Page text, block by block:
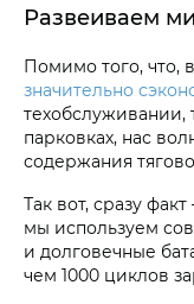
Развеиваем
Помимо того, что,
значительно
техобслуживании,
парковках, нас
содержания
Так вот, сразу
мы используем
и долговечные
чем 1000 циклов